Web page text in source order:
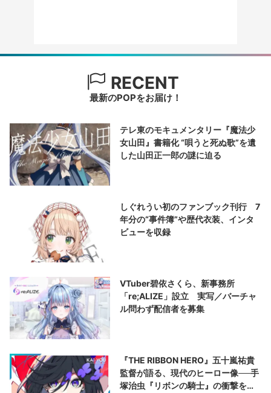
RECENT
最新のPOPをお届け！
テレ東のモキュメンタリー『魔法少
女山田』書籍化 “唄うと死ぬ歌”を遺
した山田正一郎の謎に迫る
しぐれうい初のファンブック刊行 7
年分の“事件簿”や歴代衣装、インタ
ビューを収録
VTuber碧依さくら、新事務所
「re;ALIZE」設立 実写／バーチャ
ル問わず配信者を募集
『THE RIBBON HERO』五十嵐祐貴
監督が語る、現代のヒーロー像──手
塚治虫『リボンの騎士』の衝撃を再